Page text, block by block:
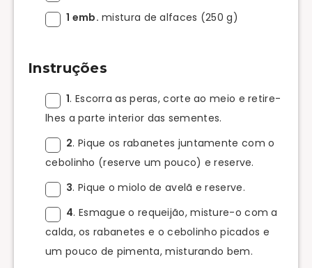
1 emb. mistura de alfaces (250 g)
Instruções
1. Escorra as peras, corte ao meio e retire-
lhes a parte interior das sementes.
2. Pique os rabanetes juntamente com o
cebolinho (reserve um pouco) e reserve.
3. Pique o miolo de avelã e reserve.
4. Esmague o requeijão, misture-o com a
calda, os rabanetes e o cebolinho picados e
um pouco de pimenta, misturando bem.